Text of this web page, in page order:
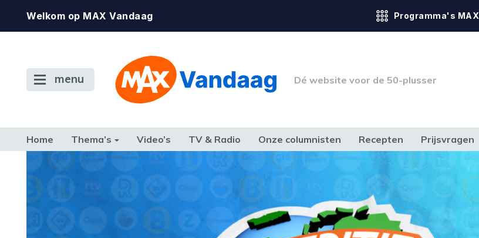
Welkom op MAX Vandaag Programma's MAX
menu Dé website voor de 50-plusser
Home Thema’s Video’s TV & Radio Onze columnisten Recepten Prijsvragen
CONSUMENT